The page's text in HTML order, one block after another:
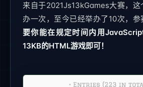
来自于2021Js13kGames大赛，
办一次，至今已经举办了10次，参
要你能在规定时间内用
13KB的HTML游戏即可！